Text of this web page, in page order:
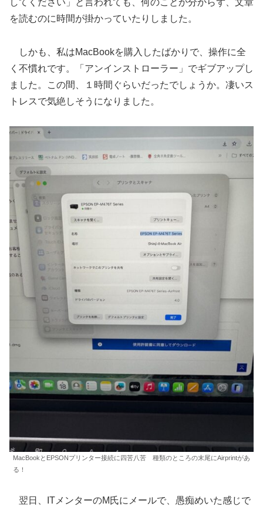
を読むのに時間が掛かっていたりしました。
しかも、私はMacBookを購入したばかりで、操作に全
く不慣れです。「アンインストローラー」でギブアップし
ました。この間、１時間ぐらいだったでしょうか。凄いス
トレスで気絶しそうになりました。
MacBookとEPSONプリンター接続に四苦八苦 種類のところの末尾にAirprintがあ
る！
翌日、ITメンターのM氏にメールで、愚痴めいた感じで